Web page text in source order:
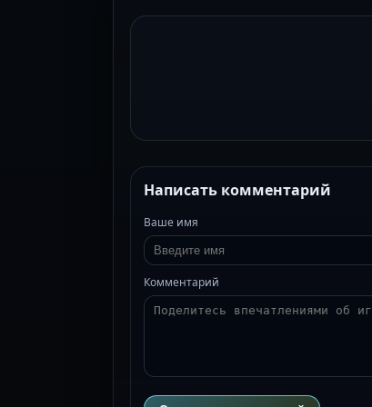
Написать комментарий
Ваше имя
Комментарий